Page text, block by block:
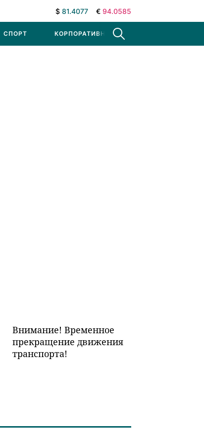
$ 81.4077 € 94.0585
СПОРТ КОРПОРАТИВНЫЕ НОВОСТИ
Внимание! Временное
прекращение движения
транспорта!